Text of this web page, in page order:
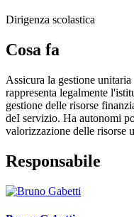
Dirigenza scolastica
Cosa fa
Assicura la gestione
rappresenta legalmente
gestione delle risorse
deI servizio. Ha autonomi
valorizzazione delle risorse
Responsabile